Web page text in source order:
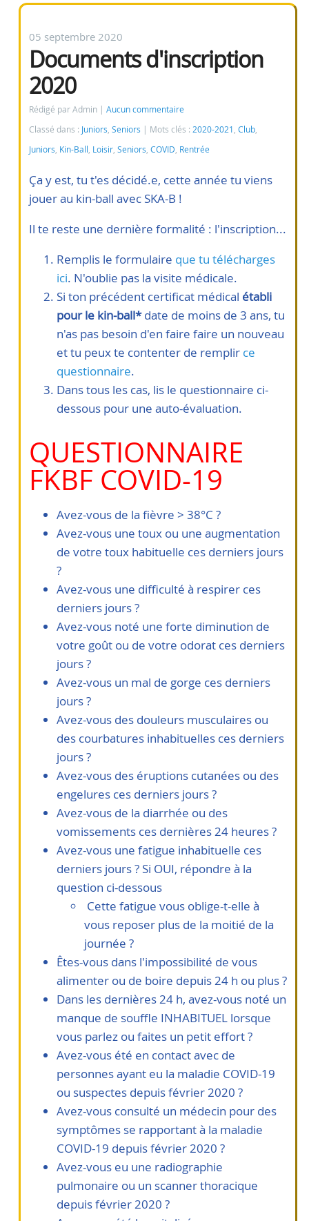
05 septembre 2020
Documents d'inscription
2020
Rédigé par Admin
Aucun commentaire
Classé dans : Juniors Seniors Mots clés : 2020-2021 Club
Juniors Kin-Ball Loisir Seniors COVID Rentrée
Ça y est, tu t'es décidé.e, cette année tu viens
jouer au kin-ball avec SKA-B !
Il te reste une dernière formalité : l'inscription...
Remplis le formulaire que tu télécharges
ici. N'oublie pas la visite médicale.
Si ton précédent certificat médical établi
pour le kin-ball*date de moins de 3 ans, tu
n'as pas besoin d'en faire faire un nouveau
et tu peux te contenter de remplir ce
questionnaire.
Dans tous les cas, lis le questionnaire ci-
dessous pour une auto-évaluation.
QUESTIONNAIRE
FKBF COVID-19
Avez-vous de la fièvre > 38°C ?
Avez-vous une toux ou une augmentation
de votre toux habituelle ces derniers jours
?
Avez-vous une difficulté à respirer ces
derniers jours ?
Avez-vous noté une forte diminution de
votre goût ou de votre odorat ces derniers
jours ?
Avez-vous un mal de gorge ces derniers
jours ?
Avez-vous des douleurs musculaires ou
des courbatures inhabituelles ces derniers
jours ?
Avez-vous des éruptions cutanées ou des
engelures ces derniers jours ?
Avez-vous de la diarrhée ou des
vomissements ces dernières 24 heures ?
Avez-vous une fatigue inhabituelle ces
derniers jours ? Si OUI, répondre à la
question ci-dessous
Cette fatigue vous oblige-t-elle à
vous reposer plus de la moitié de la
journée ?
Êtes-vous dans l'impossibilité de vous
alimenter ou de boire depuis 24 h ou plus ?
Dans les dernières 24 h, avez-vous noté un
manque de souffle INHABITUEL lorsque
vous parlez ou faites un petit effort ?
Avez-vous été en contact avec de
personnes ayant eu la maladie COVID-19
ou suspectes depuis février 2020 ?
Avez-vous consulté un médecin pour des
symptômes se rapportant à la maladie
COVID-19 depuis février 2020 ?
Avez-vous eu une radiographie
pulmonaire ou un scanner thoracique
depuis février 2020 ?